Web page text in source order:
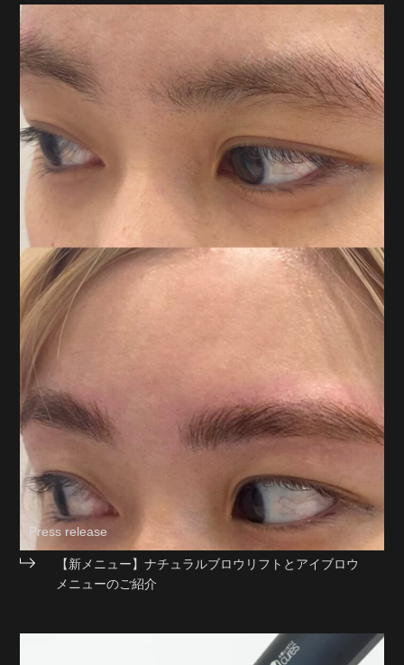
Press release
【新メニュー】ナチュラルブロウリフトとアイブロウ
メニューのご紹介